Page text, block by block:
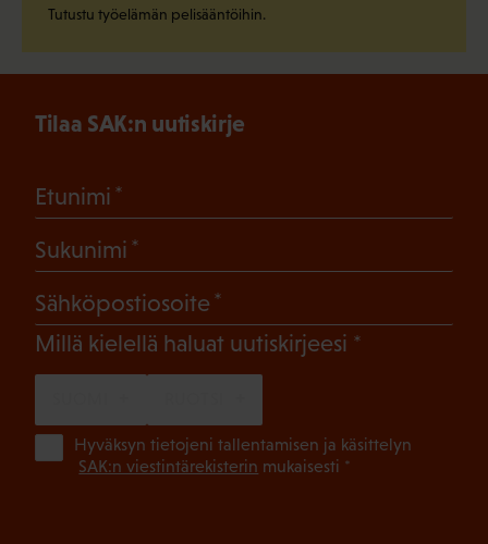
Tutustu työelämän pelisääntöihin.
Tilaa SAK:n uutiskirje
Etunimi
Sukunimi
Sähköpostiosoite
Millä kielellä haluat uutiskirjeesi (Pakollinen)
Hyväksyn tietojeni tallentamisen ja käsittelyn
SAK:n viestintärekisterin mukaisesti *